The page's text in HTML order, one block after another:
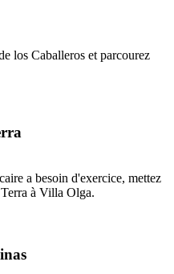
los Caballeros et parcourez
a besoin d'exercice, mettez
à Villa Olga.